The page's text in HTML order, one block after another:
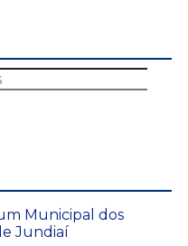
Municipal dos
Jundiaí